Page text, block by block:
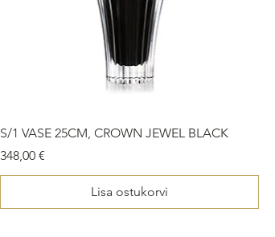
S/1 VASE 25CM, CROWN JEWEL BLACK
Price
348,00 €
Lisa ostukorvi